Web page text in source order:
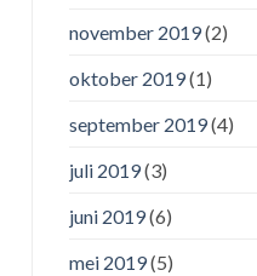
november 2019(2)
oktober 2019(1)
september 2019(4)
juli 2019(3)
juni 2019(6)
mei 2019(5)